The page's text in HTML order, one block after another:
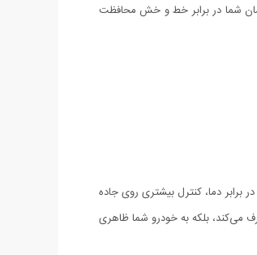
شما در برابر خط و خش محافظت
دما، کنترل بیشتری روی جاده
می‌کند، بلکه به خودرو شما ظاهری